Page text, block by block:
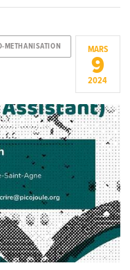
METHANISATION MARS
9
2024